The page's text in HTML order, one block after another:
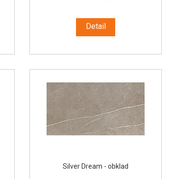
Detail
Silver Dream - obklad